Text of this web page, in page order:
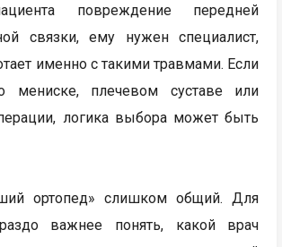
повреждение передней
связки, ему нужен специалист,
именно с такими травмами. Если
мениске, плечевом суставе или
логика выбора может быть
ортопед» слишком общий. Для
важнее понять, какой врач